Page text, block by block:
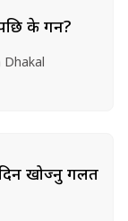
के गर्ने?
Dhakal
दिन खोज्नु गलत